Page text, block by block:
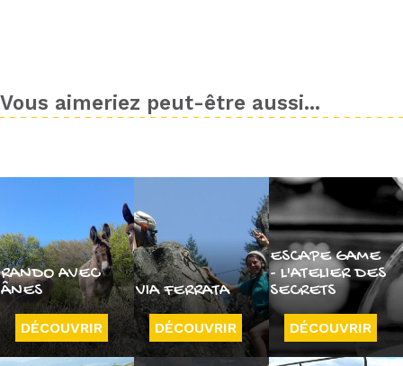
Vous aimeriez peut-être aussi...
RANDO AVEC
ÂNES
DÉCOUVRIR
VIA FERRATA
DÉCOUVRIR
ESCAPE GAME
- L'ATELIER DES
SECRETS
DÉCOUVRIR